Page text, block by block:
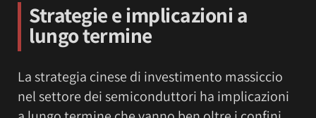
Strategie e implicazioni a
lungo termine
La strategia cinese di investimento massiccio
nel settore dei semiconduttori ha implicazioni